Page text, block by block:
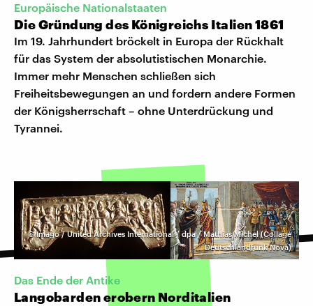
Europäische Nationalstaaten
Die Gründung des Königreichs Italien 1861
Im 19. Jahrhundert bröckelt in Europa der Rückhalt
für das System der absolutistischen Monarchie.
Immer mehr Menschen schließen sich
Freiheitsbewegungen an und fordern andere Formen
der Königsherrschaft – ohne Unterdrückung und
Tyrannei.
©Imago / United Archives International / dpa / Mathias Michel (Collage
Deutschlandfunk Nova)
Das Ende der Antike
Langobarden erobern Norditalien